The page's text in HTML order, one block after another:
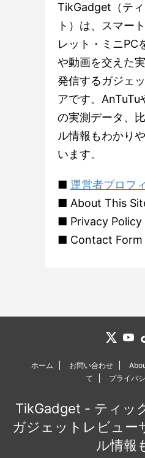
TikGadget（テ
ト）は、スマー
レット・ミニPC
や動画を交えた
発信するガジェ
アです。
の実測データ、
ル情報もわかり
います。
■ 運営者プロフ
■ About This
■ Privacy Policy
■ Contact Form
ホーム お問い合わせ
て
プライバ
TikGadget - ティッ
ガジェットレビュー
ル情報